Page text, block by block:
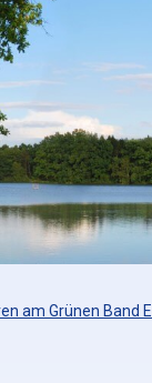
am Grünen Band